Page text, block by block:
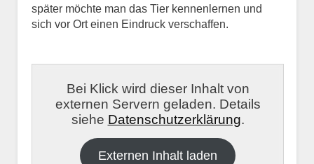
später möchte man das Tier kennenlernen und
sich vor Ort einen Eindruck verschaffen.
Bei Klick wird dieser Inhalt von
externen Servern geladen. Details
siehe Datenschutzerklärung.
Externen Inhalt laden